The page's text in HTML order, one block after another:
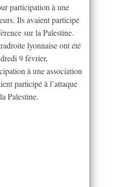
participation à une
Ils avaient participé
sur la Palestine.
lyonnaise ont été
9 février,
à une association
participé à l’attaque
Palestine.